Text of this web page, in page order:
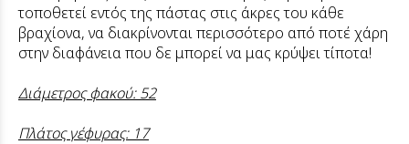
τοποθετεί εντός της πάστας στις άκρες του κάθε
βραχίονα, να διακρίνονται περισσότερο από ποτέ χάρη
στην διαφάνεια που δε μπορεί να μας κρύψει τίποτα!
Διάμετρος φακού: 52
Πλάτος γέφυρας: 17